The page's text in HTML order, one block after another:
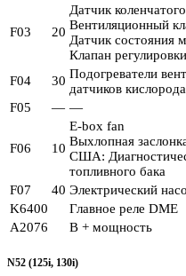
F03 20
Датчик
Вентиляционный
Датчик состояния
Клапан
F04
30 Подогреватели
датчиков кислорода
F05
— —
F06 10
E-box fan
Выхлопная
США:
топливного бака
F07
40 Электрический
K6400
Главное реле DME
A2076
B + мощность
N52 (125i, 130i)